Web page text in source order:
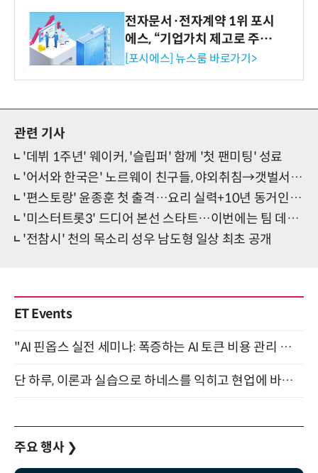
전자문서·전자계약 1위 포시
에스, “기업가치 제고로 주주
환원 강화” 계획 공시
[포시에스] 뉴스룸 바로가기>
관련 기사
'데뷔 1주년' 웨이커, '슬립퍼' 함께 '첫 팬미팅' 성료
'어서와 한국은' 노르웨이 친구들, 야외취침→갯벌서 자급자족
'편스토랑' 윤종훈 첫 출격…요리 실력+10년 동거인까지 공개
'미스터트롯3' 드디어 본선 스타트…이번에는 팀 데스매치다
'전참시' 천의 목소리 성우 남도형 일상 최초 공개
ET Events
"AI 핀옵스 실전 세미나: 폭증하는 AI 토큰 비용 관리 전략" 8월 21일 개최
단 하루, 이론과 실습으로 하네스를 익히고 현업에 바로 쓰는 핸즈온 워크숍 (8/20)
주요 행사 ❯